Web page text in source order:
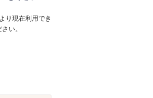
り現在利用でき
い。